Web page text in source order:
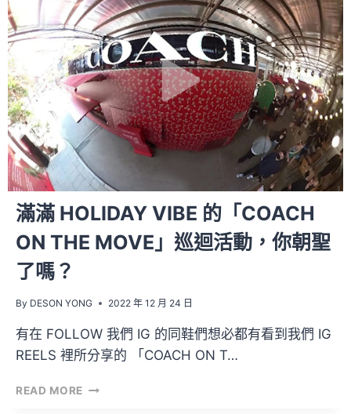
索
未
知
的
未
來！
NEW
BALANCE「GREY
DAY
2023」
期
間
限
展
滿滿 HOLIDAY VIBE 的「COACH
ON THE MOVE」巡迴活動，你朝聖
了嗎？
By DESON YONG 2022 年 12 月 24 日
有在 FOLLOW 我們 IG 的同鞋們想必都有看到我們 IG
REELS 裡所分享的 「COACH ON T…
READ MORE 滿